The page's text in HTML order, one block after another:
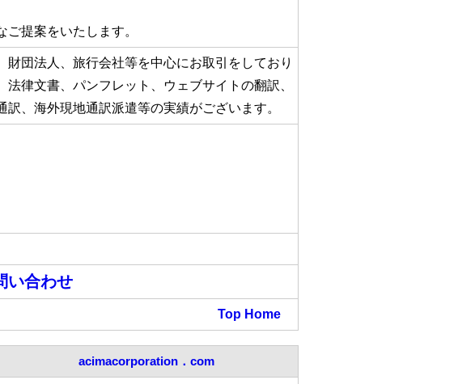
提案をいたします。
財団法人、旅行会社等を中心にお取引をしており
律文書、パンフレット、ウェブサイトの翻訳、
、海外現地通訳派遣等の実績がございます。
い合わせ
Top Home
acimacorporation．com